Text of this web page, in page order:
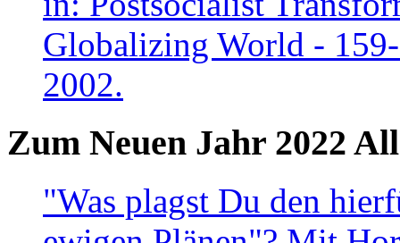
Globalizing World -
2002.
Zum Neuen Jahr 2022
"Was plagst Du den